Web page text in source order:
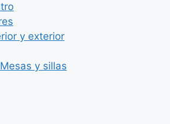
y exterior
y sillas